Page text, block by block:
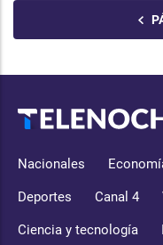
Nacionales
Deportes Canal 4
Ciencia y tecnología